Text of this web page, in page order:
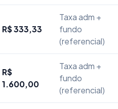
R$ 333,33
Taxa adm +
fundo
(referencial)
R$
1.600,00
Taxa adm +
fundo
(referencial)